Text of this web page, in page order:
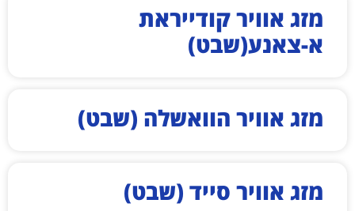
מזג אוויר קודייראת
א-צאנע(שבט)
מזג אוויר הוואשלה (שבט)
מזג אוויר סייד (שבט)